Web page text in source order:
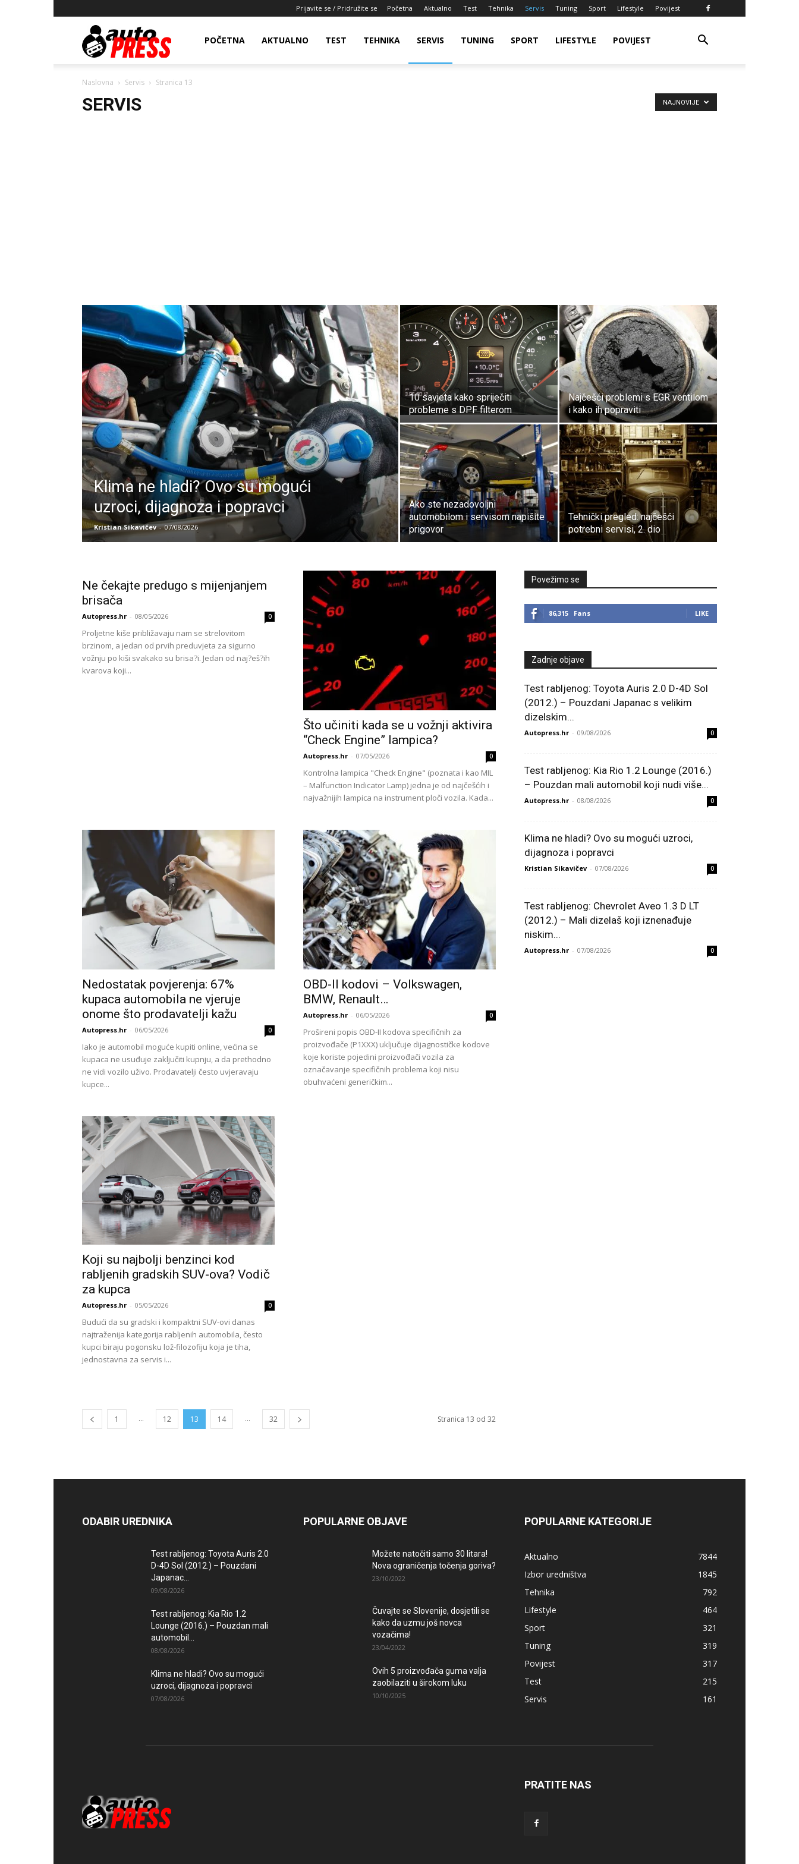
Prijavite se / Pridružite se Početna Aktualno Test Tehnika Servis Tuning Sport Lifestyle Povijest
AutopressHRPOČETNA AKTUALNO TEST TEHNIKA SERVIS TUNING SPORT LIFESTYLE POVIJEST
Naslovna Servis Stranica 13
SERVIS NAJNOVIJE
Klima ne hladi? Ovo su mogući
uzroci, dijagnoza i popravci
Kristian Sikavičev - 07/08/2026
10 savjeta kako spriječiti
probleme s DPF filterom
Najčešći problemi s EGR ventilom
i kako ih popraviti
Ako ste nezadovoljni
automobilom i servisom napišite
prigovor
Tehnički pregled: najčešći
potrebni servisi, 2. dio
Ne čekajte predugo s mijenjanjem
brisača
Autopress.hr - 08/05/2026 0
Proljetne kiše približavaju nam se strelovitom
brzinom, a jedan od prvih preduvjeta za sigurno
vožnju po kiši svakako su brisa?i. Jedan od naj?eš?ih
kvarova koji...
Što učiniti kada se u vožnji aktivira
“Check Engine” lampica?
Autopress.hr - 07/05/2026 0
Kontrolna lampica "Check Engine" (poznata i kao MIL
– Malfunction Indicator Lamp) jedna je od najčešćih i
najvažnijih lampica na instrument ploči vozila. Kada...
Nedostatak povjerenja: 67%
kupaca automobila ne vjeruje
onome što prodavatelji kažu
Autopress.hr - 06/05/2026 0
Iako je automobil moguće kupiti online, većina se
kupaca ne usuđuje zaključiti kupnju, a da prethodno
ne vidi vozilo uživo. Prodavatelji često uvjeravaju
kupce...
OBD-II kodovi – Volkswagen,
BMW, Renault…
Autopress.hr - 06/05/2026 0
Prošireni popis OBD-II kodova specifičnih za
proizvođače (P1XXX) uključuje dijagnostičke kodove
koje koriste pojedini proizvođači vozila za
označavanje specifičnih problema koji nisu
obuhvaćeni generičkim...
Koji su najbolji benzinci kod
rabljenih gradskih SUV-ova? Vodič
za kupca
Autopress.hr - 05/05/2026 0
Budući da su gradski i kompaktni SUV-ovi danas
najtraženija kategorija rabljenih automobila, često
kupci biraju pogonsku lož-filozofiju koja je tiha,
jednostavna za servis i...
1 ... 12 13 14 ... 32 Stranica 13 od 32
Povežimo se
86,315 Fans LIKE
Zadnje objave
Test rabljenog: Toyota Auris 2.0 D-4D Sol
(2012.) – Pouzdani Japanac s velikim
dizelskim...
Autopress.hr - 09/08/2026 0
Test rabljenog: Kia Rio 1.2 Lounge (2016.)
– Pouzdan mali automobil koji nudi više...
Autopress.hr - 08/08/2026 0
Klima ne hladi? Ovo su mogući uzroci,
dijagnoza i popravci
Kristian Sikavičev - 07/08/2026 0
Test rabljenog: Chevrolet Aveo 1.3 D LT
(2012.) – Mali dizelaš koji iznenađuje
niskim...
Autopress.hr - 07/08/2026 0
ODABIR UREDNIKA
Test rabljenog: Toyota Auris 2.0
D-4D Sol (2012.) – Pouzdani
Japanac...
09/08/2026
Test rabljenog: Kia Rio 1.2
Lounge (2016.) – Pouzdan mali
automobil...
08/08/2026
Klima ne hladi? Ovo su mogući
uzroci, dijagnoza i popravci
07/08/2026
POPULARNE OBJAVE
Možete natočiti samo 30 litara!
Nova ograničenja točenja goriva?
23/10/2022
Čuvajte se Slovenije, dosjetili se
kako da uzmu još novca
vozačima!
23/04/2022
Ovih 5 proizvođača guma valja
zaobilaziti u širokom luku
10/10/2025
POPULARNE KATEGORIJE
Aktualno
7844
Izbor uredništva
1845
Tehnika
792
Lifestyle
464
Sport
321
Tuning
319
Povijest
317
Test
215
Servis
161
PRATITE NAS